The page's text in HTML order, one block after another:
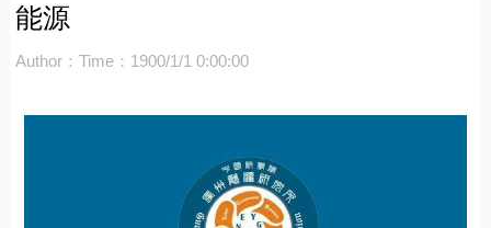
能源
Author： Time：1900/1/1 0:00:00